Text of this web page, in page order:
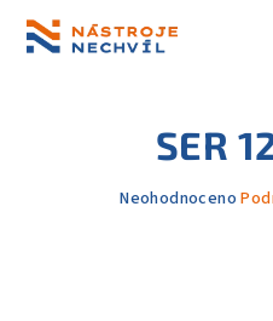
obsah
SER
Průměrné
Neohodnoceno